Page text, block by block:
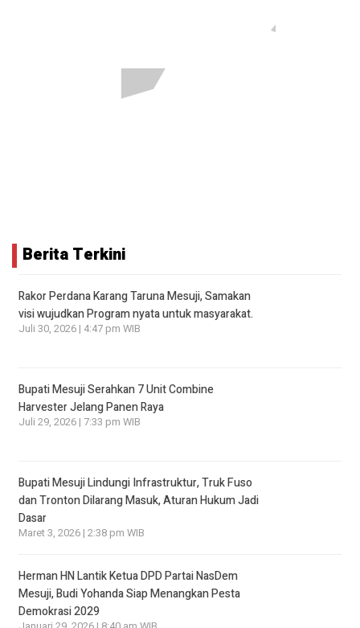
Berita Terkini
Rakor Perdana Karang Taruna Mesuji, Samakan
visi wujudkan Program nyata untuk masyarakat.
Juli 30, 2026 | 4:47 pm WIB
Bupati Mesuji Serahkan 7 Unit Combine
Harvester Jelang Panen Raya
Juli 29, 2026 | 7:33 pm WIB
Bupati Mesuji Lindungi Infrastruktur, Truk Fuso
dan Tronton Dilarang Masuk, Aturan Hukum Jadi
Dasar
Maret 3, 2026 | 2:38 pm WIB
Herman HN Lantik Ketua DPD Partai NasDem
Mesuji, Budi Yohanda Siap Menangkan Pesta
Demokrasi 2029